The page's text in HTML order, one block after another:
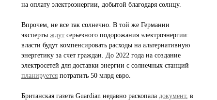
на оплату электроэнергии, добытой благодаря солнцу.
Впрочем, не все так солнечно. В той же Германии
эксперты ждут серьезного подорожания электроэнергии:
власти будут компенсировать расходы на альтернативную
энергетику за счет граждан. До 2022 года на создание
электросетей для доставки энергии с солнечных станций
планируется потратить 50 млрд евро.
Британская газета Guardian недавно раскопала документ, в